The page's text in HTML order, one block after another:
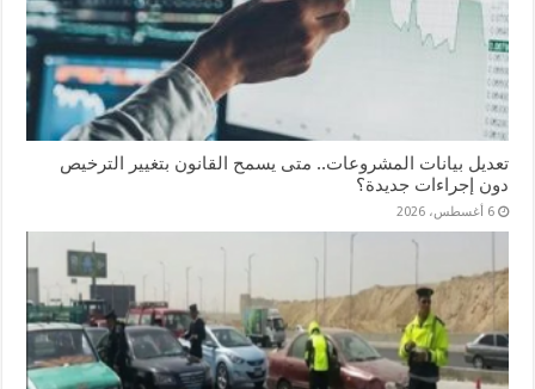
تعديل بيانات المشروعات.. متى يسمح القانون بتغيير الترخيص
دون إجراءات جديدة؟
6 أغسطس، 2026